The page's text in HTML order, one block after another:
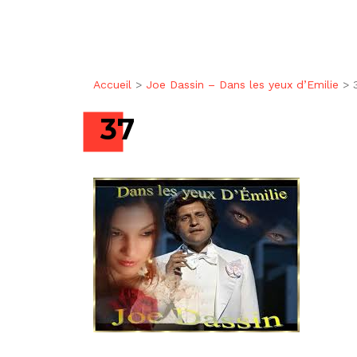
Accueil > Joe Dassin – Dans les yeux d’Emilie >
37